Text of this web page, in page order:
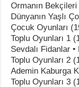
Ormanın
Dünyanın Yaşlı
Çocuk Oyunları
Toplu Oyunları 1
Sevdalı Fidanlar
Toplu Oyunları 2
Ademin Kaburga
Toplu Oyunları 3